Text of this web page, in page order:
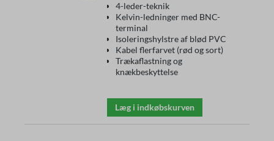
4-leder-teknik
Kelvin-ledninger med BNC-
terminal
Isoleringshylstre af blød PVC
Kabel flerfarvet (rød og sort)
Trækaflastning og
knækbeskyttelse
Læg i indkøbskurven